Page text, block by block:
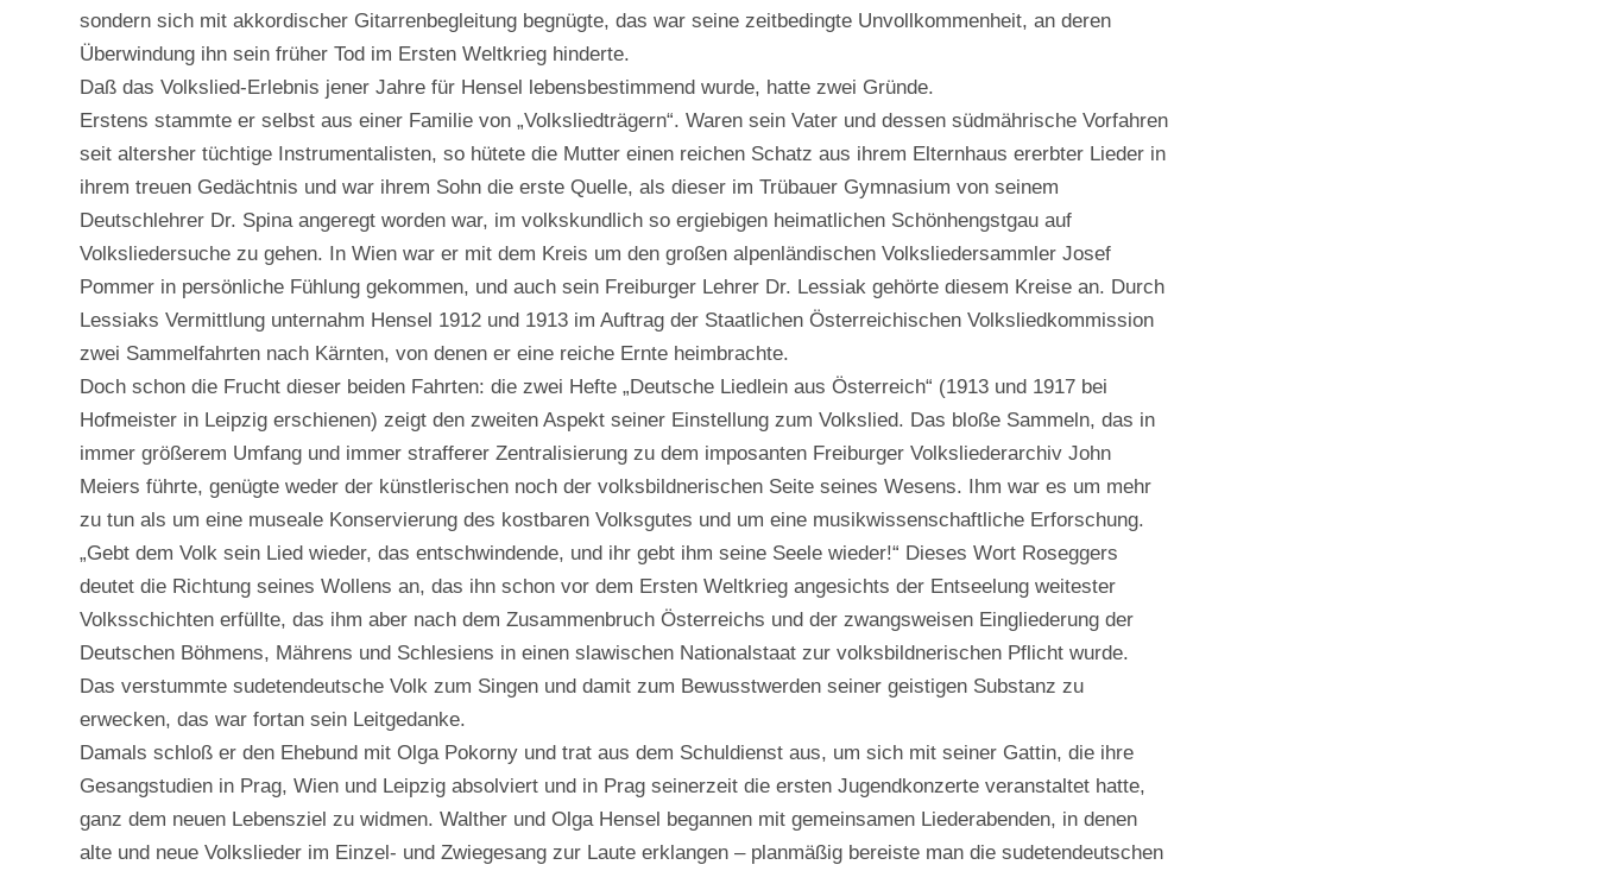
sondern sich mit akkordischer Gitarrenbegleitung begnügte, das war seine zeitbedingte Unvollkommenheit, an deren
Überwindung ihn sein früher Tod im Ersten Weltkrieg hinderte.
Daß das Volkslied-Erlebnis jener Jahre für Hensel lebensbestimmend wurde, hatte zwei Gründe.
Erstens stammte er selbst aus einer Familie von „Volksliedträgern“. Waren sein Vater und dessen südmährische Vorfahren
seit altersher tüchtige Instrumentalisten, so hütete die Mutter einen reichen Schatz aus ihrem Elternhaus ererbter Lieder in
ihrem treuen Gedächtnis und war ihrem Sohn die erste Quelle, als dieser im Trübauer Gymnasium von seinem
Deutschlehrer Dr. Spina angeregt worden war, im volkskundlich so ergiebigen heimatlichen Schönhengstgau auf
Volksliedersuche zu gehen. In Wien war er mit dem Kreis um den großen alpenländischen Volksliedersammler Josef
Pommer in persönliche Fühlung gekommen, und auch sein Freiburger Lehrer Dr. Lessiak gehörte diesem Kreise an. Durch
Lessiaks Vermittlung unternahm Hensel 1912 und 1913 im Auftrag der Staatlichen Österreichischen Volksliedkommission
zwei Sammelfahrten nach Kärnten, von denen er eine reiche Ernte heimbrachte.
Doch schon die Frucht dieser beiden Fahrten: die zwei Hefte „Deutsche Liedlein aus Österreich“ (1913 und 1917 bei
Hofmeister in Leipzig erschienen) zeigt den zweiten Aspekt seiner Einstellung zum Volkslied. Das bloße Sammeln, das in
immer größerem Umfang und immer strafferer Zentralisierung zu dem imposanten Freiburger Volksliederarchiv John
Meiers führte, genügte weder der künstlerischen noch der volksbildnerischen Seite seines Wesens. Ihm war es um mehr
zu tun als um eine museale Konservierung des kostbaren Volksgutes und um eine musikwissenschaftliche Erforschung.
„Gebt dem Volk sein Lied wieder, das entschwindende, und ihr gebt ihm seine Seele wieder!“ Dieses Wort Roseggers
deutet die Richtung seines Wollens an, das ihn schon vor dem Ersten Weltkrieg angesichts der Entseelung weitester
Volksschichten erfüllte, das ihm aber nach dem Zusammenbruch Österreichs und der zwangsweisen Eingliederung der
Deutschen Böhmens, Mährens und Schlesiens in einen slawischen Nationalstaat zur volksbildnerischen Pflicht wurde.
Das verstummte sudetendeutsche Volk zum Singen und damit zum Bewusstwerden seiner geistigen Substanz zu
erwecken, das war fortan sein Leitgedanke.
Damals schloß er den Ehebund mit Olga Pokorny und trat aus dem Schuldienst aus, um sich mit seiner Gattin, die ihre
Gesangstudien in Prag, Wien und Leipzig absolviert und in Prag seinerzeit die ersten Jugendkonzerte veranstaltet hatte,
ganz dem neuen Lebensziel zu widmen. Walther und Olga Hensel begannen mit gemeinsamen Liederabenden, in denen
alte und neue Volkslieder im Einzel- und Zwiegesang zur Laute erklangen – planmäßig bereiste man die sudetendeutschen